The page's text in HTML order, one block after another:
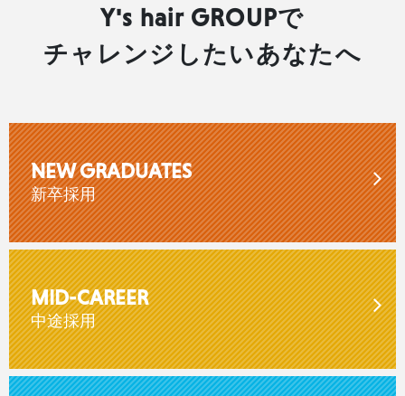
Y's hair GROUPで
チャレンジしたいあなたへ
NEW GRADUATES
新卒採用
MID-CAREER
中途採用